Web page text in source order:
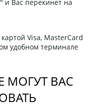
и Вас перекинет на
Visa, MasterCard
удобном терминале
МОГУТ ВАС